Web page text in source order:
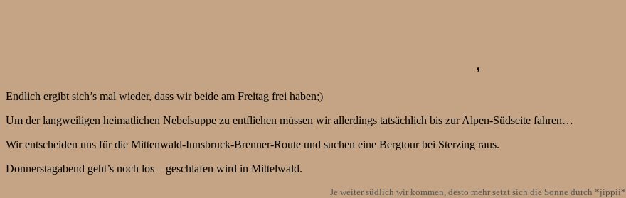
❜
Endlich ergibt sich’s mal wieder, dass wir beide am Freitag frei haben;)
Um der langweiligen heimatlichen Nebelsuppe zu entfliehen müssen wir allerdings tatsächlich bis zur Alpen-Südseite fahren…
Wir entscheiden uns für die Mittenwald-Innsbruck-Brenner-Route und suchen eine Bergtour bei Sterzing raus.
Donnerstagabend geht’s noch los – geschlafen wird in Mittelwald.
Je weiter südlich wir kommen, desto mehr setzt sich die Sonne durch *jippii*